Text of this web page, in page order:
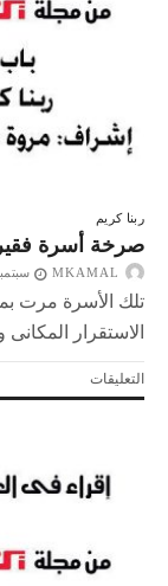
ربنا كريم
صرخة أسرة فقيرة
MKAMAL سبتمبر 25, 2018
تلك الأسرة مرت
الاستقرار
التعليقاتعلى
صرخة